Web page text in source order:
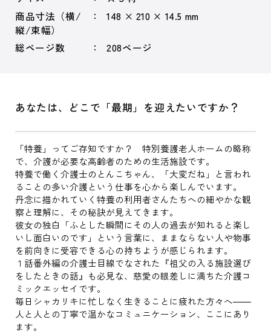
商品寸法（横/
縦/束幅）
148 × 210 × 14.5 mm
総ページ数 208ページ
あなたは、どこで「最期」を迎えたいですか？
「特養」ってご存知ですか？ 特別養護老人ホームの略称
で、介護が必要な高齢者のための生活施設です。
特養で働く介護士のとんこちゃん、「大変だね」と言われ
ることの多い介護という仕事を心から楽しんでいます。
丹念に描かれていく特養の利用者さんたちへの細やかな観
察と理解に、その秘訣が見えてきます。
彼女の独白「ふとした瞬間にその人の過去が知れると楽し
いし面白いのです」という言葉に、ままならない人や物事
を前向きに受容できる心の持ちようが感じられます。
１話番外編の介護士目線でなされた『祖父の入る施設選び
をしたときの話』も必見な、慈愛の眼差しに満ちた介護コ
ミックエッセイです。
毎日シャカリキに忙しなく生きることに疲れた方々へ――
人と人との丁寧で温かなコミュニケーション、ここにあり
ます。